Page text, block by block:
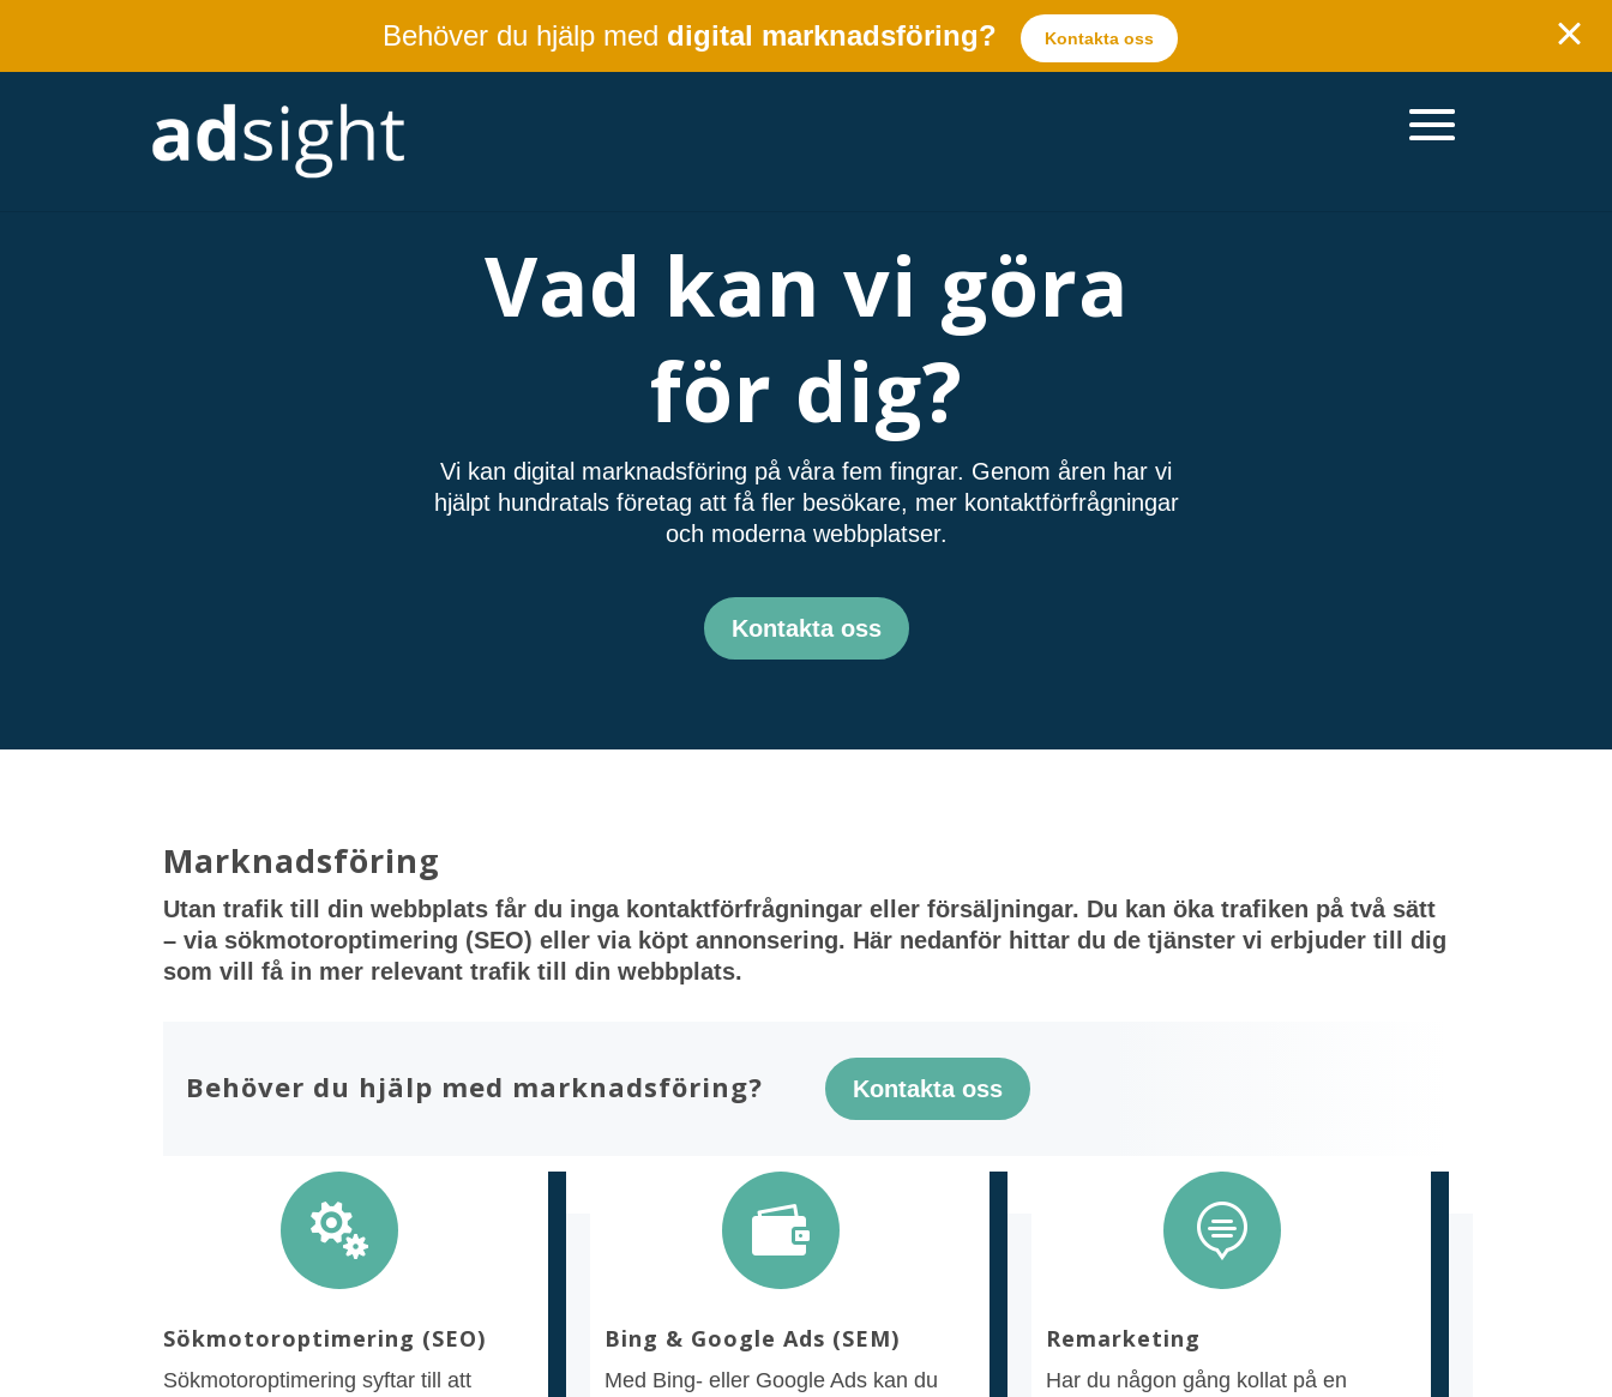
Behöver du hjälp med digital marknadsföring? Kontakta oss
Vad kan vi göra
för dig?
Vi kan digital marknadsföring på våra fem fingrar. Genom åren har vi
hjälpt hundratals företag att få fler besökare, mer kontaktförfrågningar
och moderna webbplatser.
Kontakta oss
Marknadsföring
Utan trafik till din webbplats får du inga kontaktförfrågningar eller försäljningar. Du kan öka trafiken på två sätt
– via sökmotoroptimering (SEO) eller via köpt annonsering. Här nedanför hittar du de tjänster vi erbjuder till dig
som vill få in mer relevant trafik till din webbplats.
Behöver du hjälp med marknadsföring? Kontakta oss

Sökmotoroptimering (SEO)
Sökmotoroptimering syftar till att

Bing & Google Ads (SEM)
Med Bing- eller Google Ads kan du

Remarketing
Har du någon gång kollat på en